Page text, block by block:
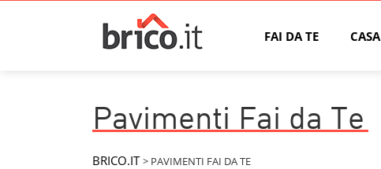
FAI DA TE CASA
Pavimenti Fai da Te
BRICO.IT > PAVIMENTI FAI DA TE